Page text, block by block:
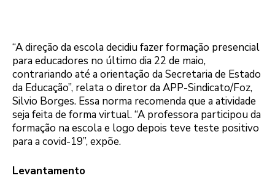
“A direção da escola decidiu fazer formação presencial
para educadores no último dia 22 de maio,
contrariando até a orientação da Secretaria de Estado
da Educação”, relata o diretor da APP-Sindicato/Foz,
Silvio Borges. Essa norma recomenda que a atividade
seja feita de forma virtual. “A professora participou da
formação na escola e logo depois teve teste positivo
para a covid-19”, expõe.
Levantamento